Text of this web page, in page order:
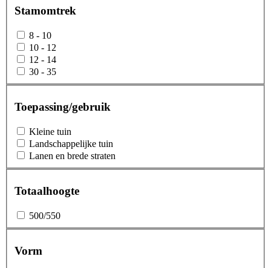
Stamomtrek
8 - 10
10 - 12
12 - 14
30 - 35
Toepassing/gebruik
Kleine tuin
Landschappelijke tuin
Lanen en brede straten
Totaalhoogte
500/550
Vorm